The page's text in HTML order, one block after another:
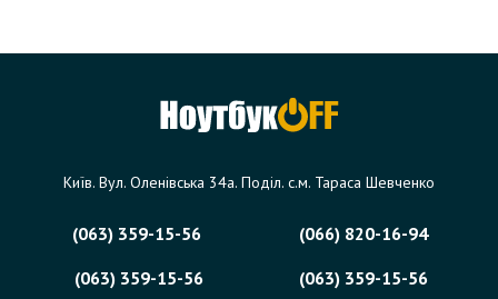
Київ. Вул. Оленівська 34а. Поділ. с.м. Тараса Шевченко
(063) 359-15-56
(066) 820-16-94
(063) 359-15-56
(063) 359-15-56